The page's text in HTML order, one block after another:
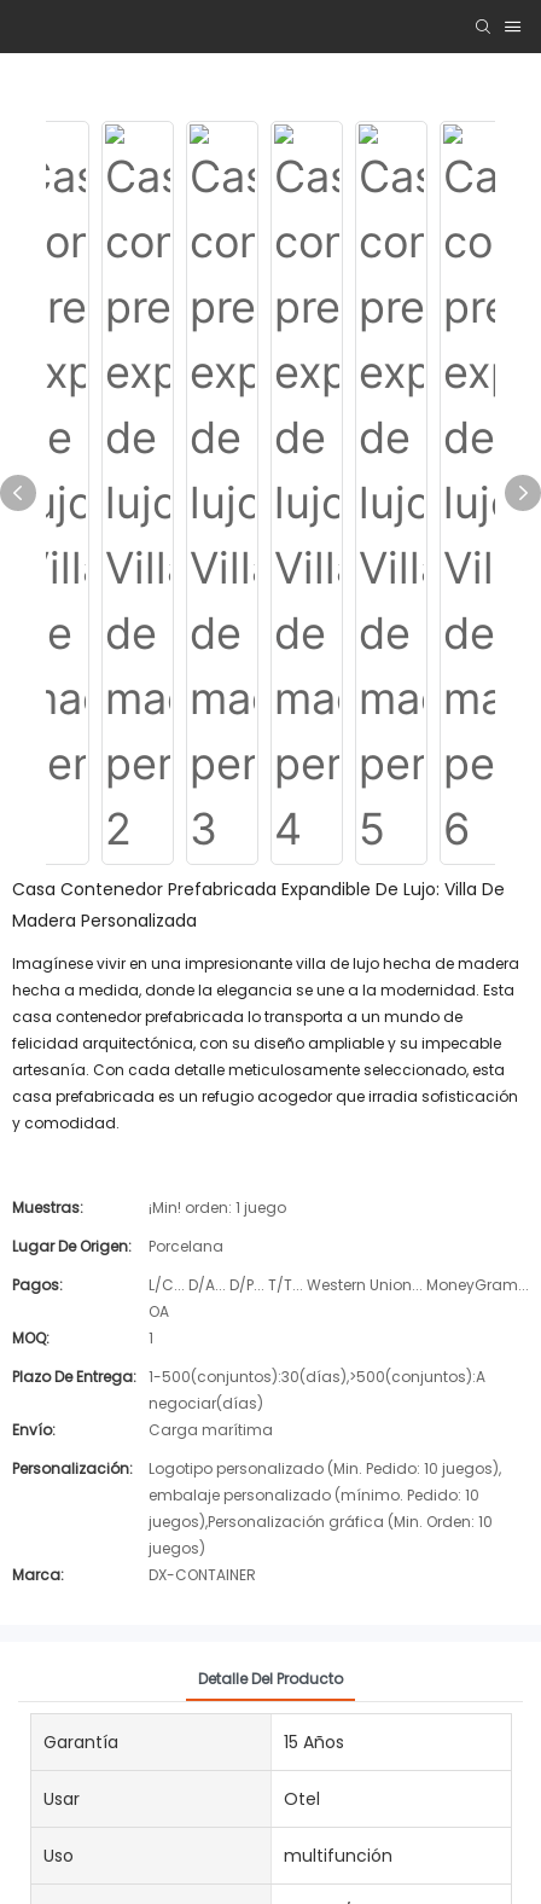
Casa Contenedor Prefabricada Expandible De Lujo: Villa De
Madera Personalizada
Imagínese vivir en una impresionante villa de lujo hecha de madera
hecha a medida, donde la elegancia se une a la modernidad. Esta
casa contenedor prefabricada lo transporta a un mundo de
felicidad arquitectónica, con su diseño ampliable y su impecable
artesanía. Con cada detalle meticulosamente seleccionado, esta
casa prefabricada es un refugio acogedor que irradia sofisticación
y comodidad.
Muestras:
¡Min! orden: 1 juego
Lugar De Origen:
Porcelana
Pagos:
L/C... D/A... D/P... T/T... Western Union... MoneyGram...
OA
MOQ:
1
Plazo De Entrega: 1-500(conjuntos):30(días),>500(conjuntos):A
negociar(días)
Envío:
Carga marítima
Personalización:
Logotipo personalizado (Min. Pedido: 10 juegos),
embalaje personalizado (mínimo. Pedido: 10
juegos),Personalización gráfica (Min. Orden: 10
juegos)
Marca:
DX-CONTAINER
Detalle Del Producto
Garantía 15 Años
Usar Otel
Uso multifunción